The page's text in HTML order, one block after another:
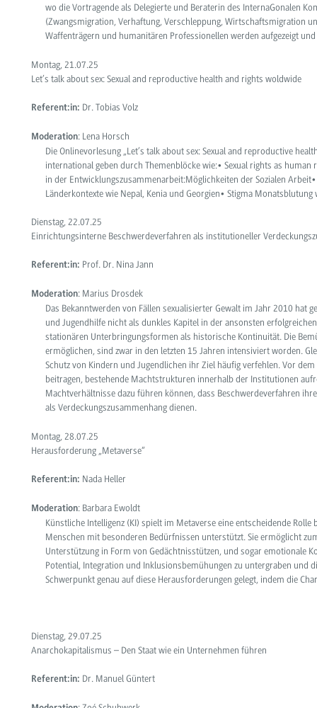
wo die Vortragende als Delegierte und Beraterin des InternaGonalen
(Zwangsmigration, Verhaftung, Verschleppung, Wirtschaftsmigration
Waffenträgern und humanitären Professionellen werden aufgezeigt
Montag, 21.07.25
Let’s talk about sex: Sexual and reproductive health and rights woldwide
Referent:in: Dr. Tobias Volz
Moderation: Lena Horsch
Die Onlinevorlesung „Let’s talk about sex: Sexual and reproductive
international geben durch Themenblöcke wie:•Sexual rights as
in der Entwicklungszusammenarbeit:Möglichkeiten der Sozialen Arbeit
Länderkontexte wie Nepal, Kenia und Georgien•Stigma Monatsblutung
Dienstag, 22.07.25
Einrichtungsinterne Beschwerdeverfahren als institutioneller
Referent:in: Prof. Dr. Nina Jann
Moderation: Marius Drosdek
Das Bekanntwerden von Fällen sexualisierter Gewalt im Jahr 2010 hat
und Jugendhilfe nicht als dunkles Kapitel in der ansonsten
stationären Unterbringungsformen als historische Kontinuität. Die
ermöglichen, sind zwar in den letzten 15 Jahren intensiviert worden.
Schutz von Kindern und Jugendlichen ihr Ziel häufig verfehlen. Vor
beitragen, bestehende Machtstrukturen innerhalb der Institutionen
Machtverhältnisse dazu führen können, dass Beschwerdeverfahren
als Verdeckungszusammenhang dienen.
Montag, 28.07.25
Herausforderung „Metaverse“
Referent:in: Nada Heller
Moderation: Barbara Ewoldt
Künstliche Intelligenz (KI)spielt im Metaverseeineentscheidende Rolle
Menschen mit besonderen Bedürfnissen unterstützt. Sie ermöglicht
Unterstützung in Form von Gedächtnisstützen, und sogar emotionale
Potential, Integration und Inklusionsbemühungen zu untergraben und
Schwerpunkt genau auf diese Herausforderungen gelegt, indem die
Dienstag, 29.07.25
Anarchokapitalismus – Den Staat wie ein Unternehmen führen
Referent:in: Dr. Manuel Güntert